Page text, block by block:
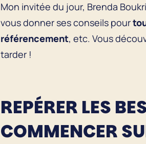
Mon invitée du jour, Brenda
vous donner ses conseils pour
référencement, etc. Vous
tarder !
REPÉRER LES
COMMENCER